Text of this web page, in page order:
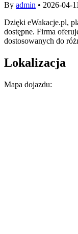
By admin • 2026-04-11
Dzięki eWakacje.pl,
dostępne. Firma
dostosowanych do
Lokalizacja
Mapa dojazdu: